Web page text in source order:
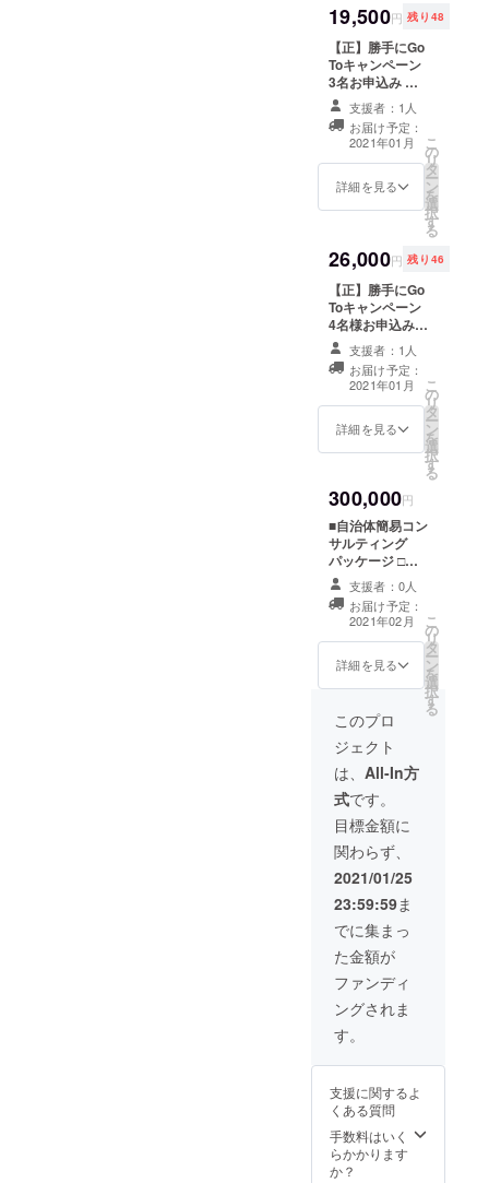
内レストラ
ンで行われ
るLIVE
「Brillia
Note」から
数々のアー
ティストを
輩出。
コロナを機
激するバー
チャルエク
スペリエン
スプラット
フォームを
開発し全国
の観光地を
ネットワー
ク。
種パンフレット
も届きます。 ●
無料会員登録特
典付き ●生産者
登録料無料特典
付き
ンおばあちゃん
の花の種と幸福
駅切符 ●十勝旅
のしおり ●十勝
バーチャルツ
アー取り扱い説
明書 ※上記商品
とは別に十勝観
光資料など、各
も届きます。 ●
無料会員登録特
の地域の方はお
問合せくださ
い。 お一人様合
計2,975円お得に
なります！ ■事
前十勝特選お取
り寄せパッケー
ジ（全て1人前で
す） ●究極の豚
凍） ●十勝ラク
レット モール
房 お菓子ア
ソートセット ●
十勝川モール温
泉 観月苑入浴
剤 ●紫竹ガーデ
ンおばあちゃん
の花の種と幸福
駅切符 ●十勝旅
のしおり ●十勝
アー取り扱い説
明書 ※上記商品
種パンフレット
も届きます。 ●
無料会員登録特
典付き
19,500円 残り48
【正】勝手にGo
Toキャンペーン
3名お申込み 先
着50名 ●通常定
価8,800円×3名
＝26,400円
6,900円
OFF⇒19,500円
（税込、送料
1,450円（お一人
様484円）、他
の地域の方はお
問合せくださ
い。 お一人様合
計3,166円お得に
なります！ ■事
前十勝特選お取
り寄せパッケー
ジ（全て1人前で
丼用のお肉（冷
凍） ●十勝ラク
勝トテッポ工
房 お菓子ア
ソートセット ●
十勝川モール温
泉 観月苑入浴
剤 ●紫竹ガーデ
ンおばあちゃん
の花の種と幸福
駅切符 ●十勝旅
のしおり ●十勝
バーチャルツ
アー取り扱い説
明書 ※上記商品
とは別に十勝観
光資料など、各
種パンフレット
も届きます。 ●
無料会員登録特
典付き閉じる
支援者：1人
お届け予定：
2021年01月
詳細を見る
こ
の
リ
タ
ー
ン
を
選
択
す
る
26,000円 残り46
【正】勝手にGo
Toキャンペーン
4名様お申込み
先着50名 ●通常
定価8,800円×4
名＝35,200円
9,200円
OFF⇒26,000円
（税込、送料
1,450円（お一人
様363円）、他
の地域の方はお
問合せくださ
い。 お一人様合
計3,287円お得に
なります！ ■事
前十勝特選お取
り寄せパッケー
ジ（全て1人前で
す） ●究極の豚
丼用のお肉（冷
凍） ●十勝ラク
レット モール
ウォッシュ ●十
勝トテッポ工
房 お菓子ア
ソートセット ●
十勝川モール温
泉 観月苑入浴
剤 ●紫竹ガーデ
ンおばあちゃん
の花の種と幸福
駅切符 ●十勝旅
のしおり ●十勝
バーチャルツ
アー取り扱い説
明書 ※上記商品
とは別に十勝観
光資料など、各
種パンフレット
も届きます。 ●
無料会員登録特
支援者：1人
お届け予定：
2021年01月
詳細を見る
こ
の
リ
タ
ー
ン
を
選
択
す
る
300,000円
■自治体簡易コン
サルティング
パッケージ □
バーチャルツ
アー5参加費名分
■事前十勝特選お
取り寄せパッ
ケージ（全て1人
前です） ●究極
ラクレット モー
ルウォッシュ ●
十勝トテッポ工
房 お菓子ア
ソートセット ●
十勝川モール温
泉 観月苑入浴
剤 ●紫竹ガーデ
ンおばあちゃん
の花の種と幸福
のしおり ●十勝
バーチャルツ
アー取り扱い説
明書 ※上記商品
とは別に十勝観
光資料など、各
種パンフレット
も届きます。 ●
ニーズヒアリン
グ ●コンセプト
メイキング ●ツ
アー企画アウト
ライン作成 ●コ
スト算出 ●プロ
モーションアウ
トライン作成
支援者：0人
お届け予定：
2021年02月
詳細を見る
こ
の
リ
タ
ー
ン
を
選
択
す
る
このプロ
ジェクト
は、 All-In方
式です。
目標金額に
関わらず、
2021/01/25
23:59:59ま
でに集まっ
た金額が
ファンディ
ングされま
す。
支援に関するよ
くある質問
手数料はいく
らかかります
か？